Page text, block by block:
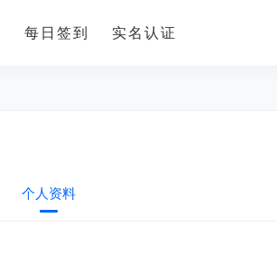
每日签到 实名认证
个人资料